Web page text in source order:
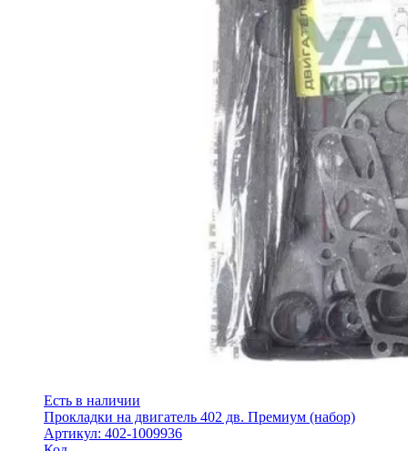
Есть в наличии
Прокладки на двигатель 402 дв. Премиум (набор)
Артикул: 402-1009936